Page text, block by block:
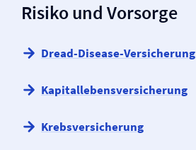
Risiko und Vorsorge
Dread-Disease-Versicherung
Kapitallebens­versicherung
Krebs­versicherung